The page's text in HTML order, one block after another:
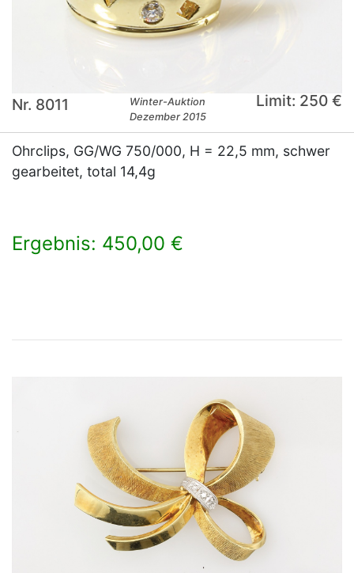
Nr. 8011
Winter-Auktion
Dezember 2015
Limit: 250 €
Ohrclips, GG/WG 750/000, H = 22,5 mm, schwer
gearbeitet, total 14,4g
Ergebnis: 450,00 €